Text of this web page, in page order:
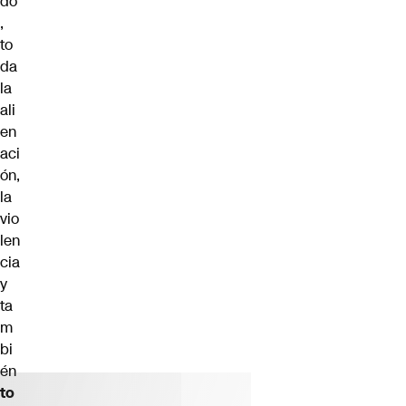
,
to
da
la
ali
en
aci
ón,
la
vio
len
cia
y
ta
m
bi
én
to